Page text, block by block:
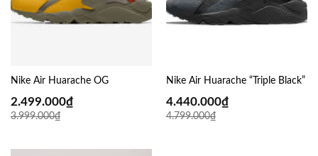
Nike Air Huarache OG
3.999.000₫
2.499.000₫
Nike Air Huarache “Triple Black”
4.799.000₫
4.440.000₫